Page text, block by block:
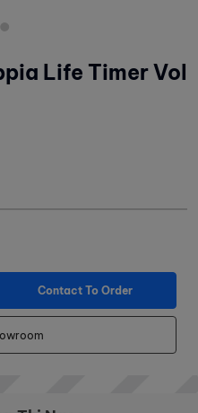
Life Timer Vol
Contact To Order